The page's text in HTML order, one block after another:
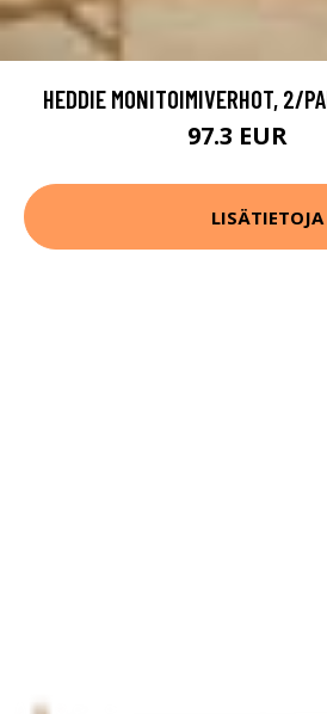
HEDDIE MONITOIMIVERHOT, 2/
97.3 EUR
LISÄTIETOJA